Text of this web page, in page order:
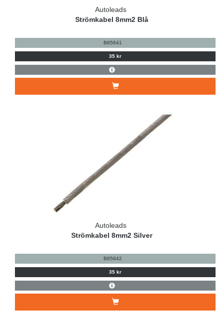
Autoleads
Strömkabel 8mm2 Blå
B85641
35 kr
Autoleads
Strömkabel 8mm2 Silver
B85642
35 kr